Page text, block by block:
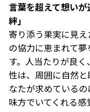
言葉を超えて想い
絆」
寄り添う果実に見
の協力に恵まれて
す。人当たりが良
性は、周囲に自然
なたが求めている
味方でいてくれる